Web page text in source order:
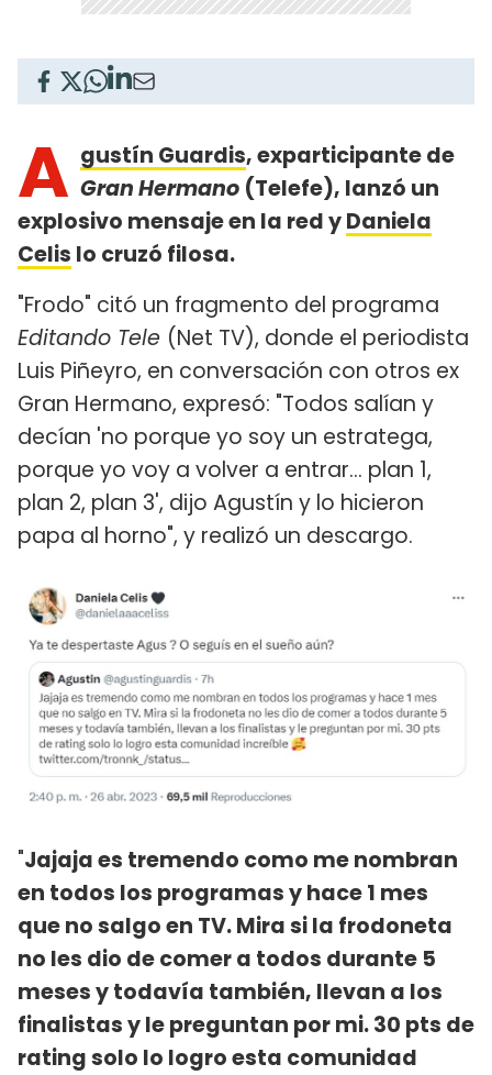
A gustín Guardis, exparticipante de
Gran Hermano (Telefe), lanzó un
explosivo mensaje en la red yDaniela
Celis lo cruzó filosa.
"Frodo" citó un fragmento del programa
Editando Tele (Net TV), donde el periodista
Luis Piñeyro, en conversación con otros ex
Gran Hermano, expresó: "Todos salían y
decían 'no porque yo soy un estratega,
porque yo voy a volver a entrar... plan 1,
plan 2, plan 3', dijo Agustín y lo hicieron
papa al horno", y realizó un descargo.
"Jajaja es tremendo como me nombran
en todos los programas y hace 1 mes
que no salgo en TV. Mira si la frodoneta
no les dio de comer a todos durante 5
meses y todavía también, llevan a los
finalistas y le preguntan por mi. 30 pts de
rating solo lo logro esta comunidad